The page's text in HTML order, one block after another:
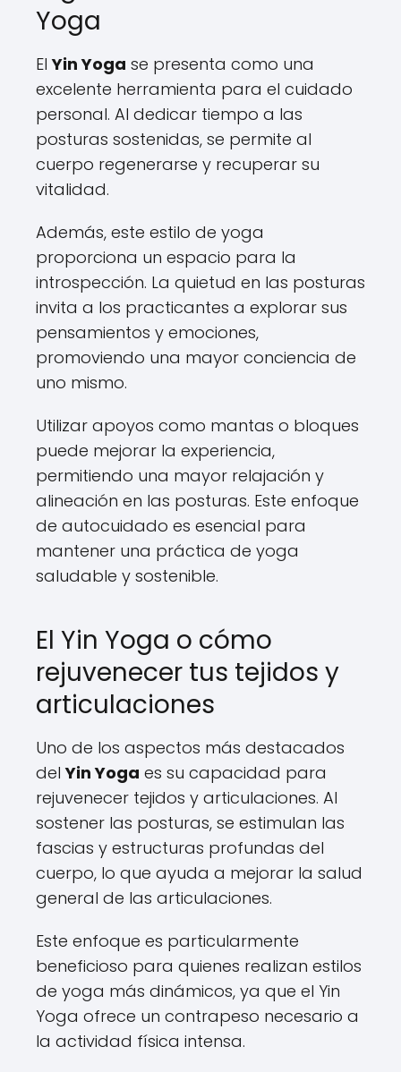
Yoga
ElYin Yoga se presenta como una
excelente herramienta para el cuidado
personal. Al dedicar tiempo a las
posturas sostenidas, se permite al
cuerpo regenerarse y recuperar su
vitalidad.
Además, este estilo de yoga
proporciona un espacio para la
introspección. La quietud en las posturas
invita a los practicantes a explorar sus
pensamientos y emociones,
promoviendo una mayor conciencia de
uno mismo.
Utilizar apoyos como mantas o bloques
puede mejorar la experiencia,
permitiendo una mayor relajación y
alineación en las posturas. Este enfoque
de autocuidado es esencial para
mantener una práctica de yoga
saludable y sostenible.
El Yin Yoga o cómo
rejuvenecer tus tejidos y
articulaciones
Uno de los aspectos más destacados
delYin Yoga es su capacidad para
rejuvenecer tejidos y articulaciones. Al
sostener las posturas, se estimulan las
fascias y estructuras profundas del
cuerpo, lo que ayuda a mejorar la salud
general de las articulaciones.
Este enfoque es particularmente
beneficioso para quienes realizan estilos
de yoga más dinámicos, ya que el Yin
Yoga ofrece un contrapeso necesario a
la actividad física intensa.